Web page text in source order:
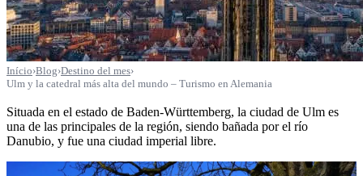
Início›Blog›Destino del mes›
Ulm y la catedral más alta del mundo – Turismo en Alemania
Situada en el estado de Baden-Württemberg, la ciudad de Ulm es
una de las principales de la región, siendo bañada por el río
Danubio, y fue una ciudad imperial libre.